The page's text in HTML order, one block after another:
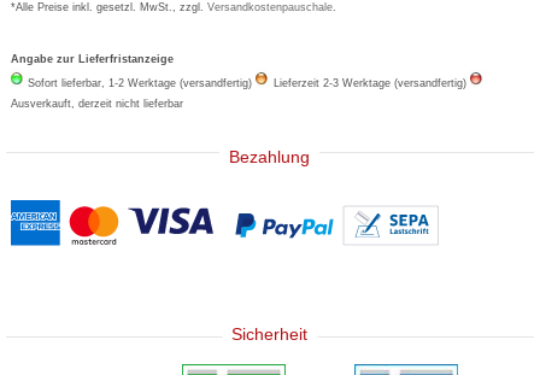
*Alle Preise inkl. gesetzl. MwSt., zzgl.Versandkostenpauschale.
Angabe zur Lieferfristanzeige
Sofort lieferbar, 1-2 Werktage (versandfertig)
Lieferzeit 2-3 Werktage (versandfertig)
Ausverkauft, derzeit nicht lieferbar
Bezahlung
Sicherheit